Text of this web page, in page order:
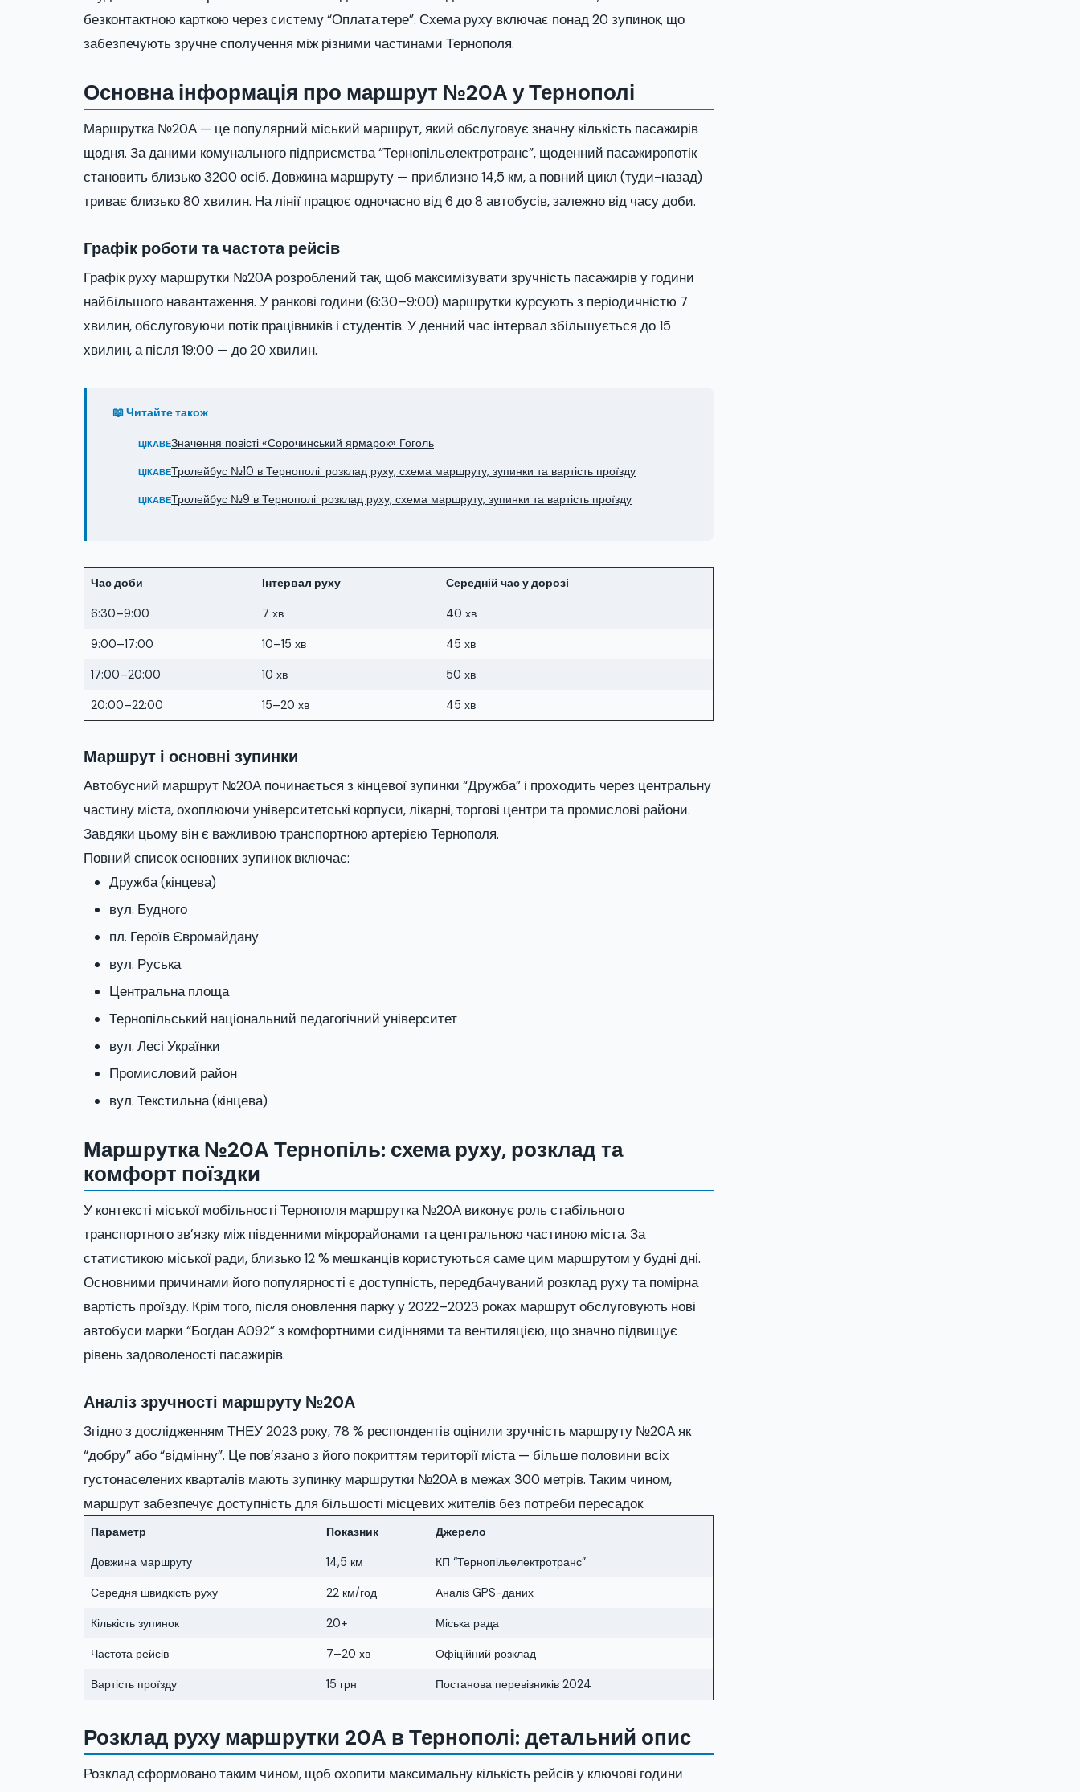
безконтактною карткою через систему “Оплата.тере”. Схема руху включає понад 20 зупинок, що
забезпечують зручне сполучення між різними частинами Тернополя.
Основна інформація про маршрут №20А у Тернополі
Маршрутка №20А — це популярний міський маршрут, який обслуговує значну кількість пасажирів
щодня. За даними комунального підприємства “Тернопільелектротранс”, щоденний пасажиропотік
становить близько 3200 осіб. Довжина маршруту — приблизно 14,5 км, а повний цикл (туди-назад)
триває близько 80 хвилин. На лінії працює одночасно від 6 до 8 автобусів, залежно від часу доби.
Графік роботи та частота рейсів
Графік руху маршрутки №20А розроблений так, щоб максимізувати зручність пасажирів у години
найбільшого навантаження. У ранкові години (6:30–9:00) маршрутки курсують з періодичністю 7
хвилин, обслуговуючи потік працівників і студентів. У денний час інтервал збільшується до 15
хвилин, а після 19:00 — до 20 хвилин.
📖 Читайте також
ЦІКАВЕЗначення повісті «Сорочинський ярмарок» Гоголь
ЦІКАВЕТролейбус №10 в Тернополі: розклад руху, схема маршруту, зупинки та вартість проїзду
ЦІКАВЕТролейбус №9 в Тернополі: розклад руху, схема маршруту, зупинки та вартість проїзду
Час доби Інтервал руху Середній час у дорозі
6:30–9:00 7 хв 40 хв
9:00–17:00 10–15 хв 45 хв
17:00–20:00 10 хв 50 хв
20:00–22:00 15–20 хв 45 хв
Маршрут і основні зупинки
Автобусний маршрут №20А починається з кінцевої зупинки “Дружба” і проходить через центральну
частину міста, охоплюючи університетські корпуси, лікарні, торгові центри та промислові райони.
Завдяки цьому він є важливою транспортною артерією Тернополя.
Повний список основних зупинок включає:
Дружба (кінцева)
вул. Будного
пл. Героїв Євромайдану
вул. Руська
Центральна площа
Тернопільський національний педагогічний університет
вул. Лесі Українки
Промисловий район
вул. Текстильна (кінцева)
Маршрутка №20А Тернопіль: схема руху, розклад та
комфорт поїздки
У контексті міської мобільності Тернополя маршрутка №20А виконує роль стабільного
транспортного зв’язку між південними мікрорайонами та центральною частиною міста. За
статистикою міської ради, близько 12 % мешканців користуються саме цим маршрутом у будні дні.
Основними причинами його популярності є доступність, передбачуваний розклад руху та помірна
вартість проїзду. Крім того, після оновлення парку у 2022–2023 роках маршрут обслуговують нові
автобуси марки “Богдан А092” з комфортними сидіннями та вентиляцією, що значно підвищує
рівень задоволеності пасажирів.
Аналіз зручності маршруту №20А
Згідно з дослідженням ТНЕУ 2023 року, 78 % респондентів оцінили зручність маршруту №20А як
“добру” або “відмінну”. Це пов’язано з його покриттям території міста — більше половини всіх
густонаселених кварталів мають зупинку маршрутки №20А в межах 300 метрів. Таким чином,
маршрут забезпечує доступність для більшості місцевих жителів без потреби пересадок.
Параметр Показник Джерело
Довжина маршруту 14,5 км КП “Тернопільелектротранс”
Середня швидкість руху 22 км/год Аналіз GPS-даних
Кількість зупинок 20+ Міська рада
Частота рейсів 7–20 хв Офіційний розклад
Вартість проїзду 15 грн Постанова перевізників 2024
Розклад руху маршрутки 20А в Тернополі: детальний опис
Розклад сформовано таким чином, щоб охопити максимальну кількість рейсів у ключові години